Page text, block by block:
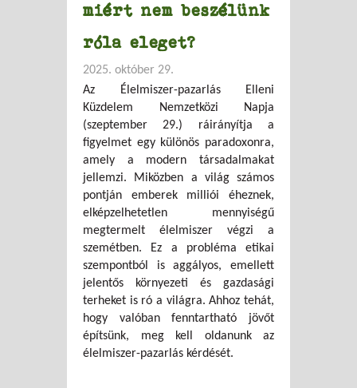
miért nem beszélünk
róla eleget?
2025. október 29.
Az Élelmiszer-pazarlás Elleni
Küzdelem Nemzetközi Napja
(szeptember 29.) ráirányítja a
figyelmet egy különös paradoxonra,
amely a modern társadalmakat
jellemzi. Miközben a világ számos
pontján emberek milliói éheznek,
elképzelhetetlen mennyiségű
megtermelt élelmiszer végzi a
szemétben. Ez a probléma etikai
szempontból is aggályos, emellett
jelentős környezeti és gazdasági
terheket is ró a világra. Ahhoz tehát,
hogy valóban fenntartható jövőt
építsünk, meg kell oldanunk az
élelmiszer-pazarlás kérdését.